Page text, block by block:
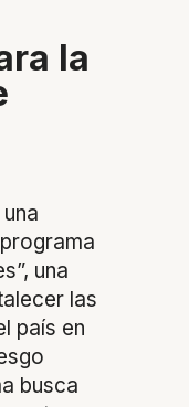
la
una
las
país en
busca